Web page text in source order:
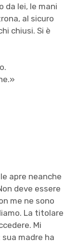
da lei, le mani
al sicuro
chiusi. Si è
apre neanche
deve essere
me ne sono
La titolare
Mi
madre ha